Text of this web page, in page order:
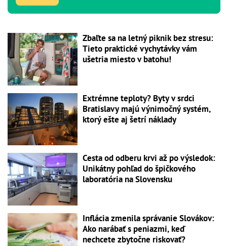
Zbaľte sa na letný piknik bez stresu:
Tieto praktické vychytávky vám
ušetria miesto v batohu!
Extrémne teploty? Byty v srdci
Bratislavy majú výnimočný systém,
ktorý ešte aj šetrí náklady
Cesta od odberu krvi až po výsledok:
Unikátny pohľad do špičkového
laboratória na Slovensku
Inflácia zmenila správanie Slovákov:
Ako narábať s peniazmi, keď
nechcete zbytočne riskovať?